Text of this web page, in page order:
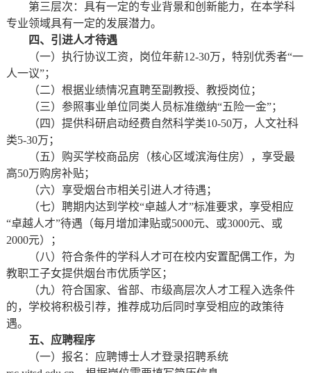
第三层次：具有一定的专业背景和创新能力，在本学科
专业领域具有一定的发展潜力。
四、引进人才待遇
（一）执行协议工资，岗位年薪12-30万，特别优秀者“一
人一议”；
（二）根据业绩情况直聘至副教授、教授岗位；
（三）参照事业单位同类人员标准缴纳“五险一金”；
（四）提供科研启动经费自然科学类10-50万，人文社科
类5-30万；
（五）购买学校商品房（核心区域滨海住房），享受最
高50万购房补贴；
（六）享受烟台市相关引进人才待遇；
（七）聘期内达到学校“卓越人才”标准要求，享受相应
“卓越人才”待遇（每月增加津贴或5000元、或3000元、或
2000元）；
（八）符合条件的学科人才可在校内安置配偶工作，为
教职工子女提供烟台市优质学区；
（九）符合国家、省部、市级高层次人才工程入选条件
的，学校将积极引荐，推荐成功后同时享受相应的政策待
遇。
五、应聘程序
（一）报名：应聘博士人才登录招聘系统